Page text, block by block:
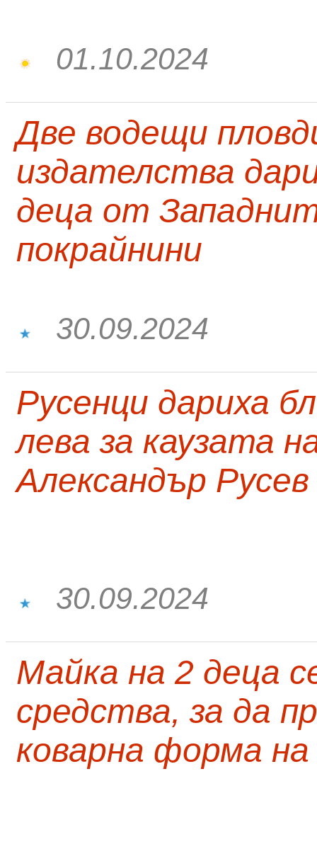
01.10.2024
Две водещи
издателства
деца от
покрайнини
30.09.2024
Русенци дариха
лева за каузата
Александър Русев
30.09.2024
Майка на 2 деца
средства, за да
коварна форма на